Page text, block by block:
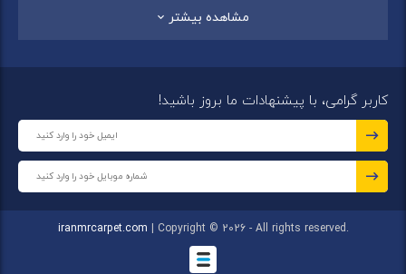
شهر:فردیس ) ، استان قزوین (شهر قزوین)
مجموعه در تمامی شعب خود بهترین برند ها و بافته های ایران
کلاسیک،فرش کودک، فرش دستبافتوتابلو فرش دستبافت
گرد هم آورده است.
مجموعه آقای فرش با هدف ارائه محصولات باکیفیت، متنوع و با
مشاهده بیشتر
کاربر گرامی، با پیشنهادات ما بروز باشید!
iranmrcarpet.com | Copyright © 2026 - All rights reserved.